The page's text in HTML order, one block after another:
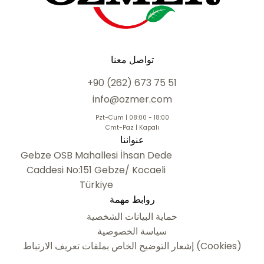
تواصل معنا
+90 (262) 673 75 51
info@ozmer.com
Pzt-Cum | 08:00 - 18:00
Cmt-Paz | Kapalı
عنواننا
Gebze OSB Mahallesi İhsan Dede
Caddesi No:151 Gebze/ Kocaeli
Türkiye
روابط مهمة
حماية البيانات الشخصية
سياسة الخصوصية
إشعار التوضيح الخاص بملفات تعريف الارتباط (Cookies)